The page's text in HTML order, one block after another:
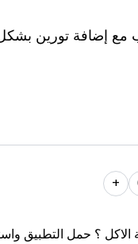
مع إضافة تورين
+
؟ حمل التطبيق